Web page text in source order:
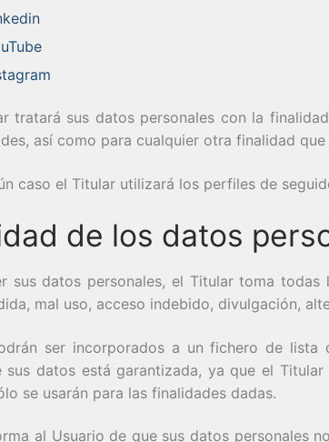
tratará sus datos personales con la
así como para cualquier otra finalidad
caso el Titular utilizará los perfiles de
de los datos
sus datos personales, el Titular toma
mal uso, acceso indebido, divulgación,
ser incorporados a un fichero de
sus datos está garantizada, ya que el
se usarán para las finalidades dadas.
al Usuario de que sus datos personales